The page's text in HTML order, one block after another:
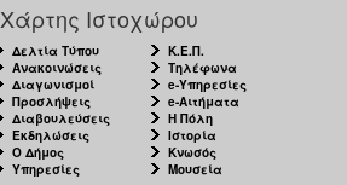
Χάρτης Ιστοχώρου
Δελτία Τύπου
Ανακοινώσεις
Διαγωνισμοί
Προσλήψεις
Διαβουλεύσεις
Εκδηλώσεις
Ο Δήμος
Υπηρεσίες
Κ.Ε.Π.
Τηλέφωνα
e-Υπηρεσίες
e-Αιτήματα
Η Πόλη
Ιστορία
Κνωσός
Μουσεία